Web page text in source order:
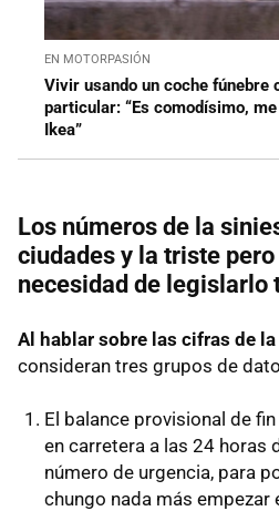
EN MOTORPASIÓN
Vivir usando un coche fúnebre
particular: “Es comodísimo,
Ikea”
Los números de la
ciudades y la triste
necesidad de legislarlo
Al hablar sobre las cifras de
consideran tres grupos de
El balance provisional de
en carretera a las 24 horas
número de urgencia, para
chungo nada más empezar